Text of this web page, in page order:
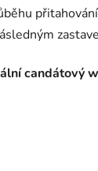
candátový